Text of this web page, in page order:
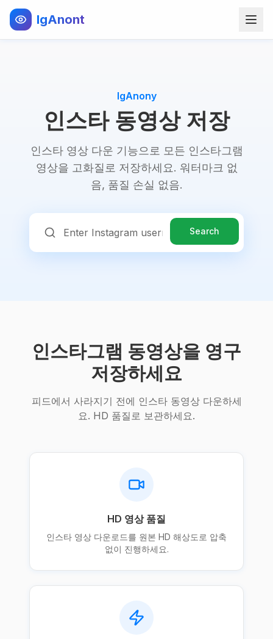
IgAnont
IgAnony
인스타 동영상 저장
인스타 영상 다운 기능으로 모든 인스타그램
영상을 고화질로 저장하세요. 워터마크 없
음, 품질 손실 없음.
Search
인스타그램 동영상을 영구
저장하세요
피드에서 사라지기 전에 인스타 동영상 다운하세
요. HD 품질로 보관하세요.
HD 영상 품질
인스타 영상 다운로드를 원본 HD 해상도로 압축
없이 진행하세요.